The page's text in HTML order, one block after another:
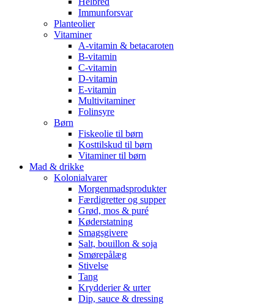
Immunforsvar
Planteolier
Vitaminer
A-vitamin & betacaroten
B-vitamin
C-vitamin
D-vitamin
E-vitamin
Multivitaminer
Folinsyre
Børn
Fiskeolie til børn
Kosttilskud til børn
Vitaminer til børn
Mad & drikke
Kolonialvarer
Morgenmadsprodukter
Færdigretter og supper
Grød, mos & puré
Køderstatning
Smagsgivere
Salt, bouillon & soja
Smørepålæg
Stivelse
Tang
Krydderier & urter
Dip, sauce & dressing